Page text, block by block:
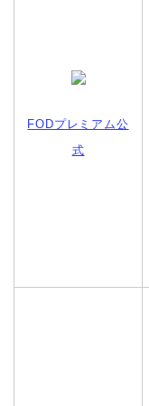
FODプレミアム公
式